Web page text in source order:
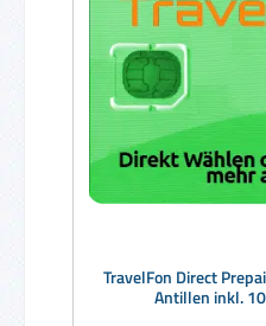
TravelFon Direct
Antillen inkl.